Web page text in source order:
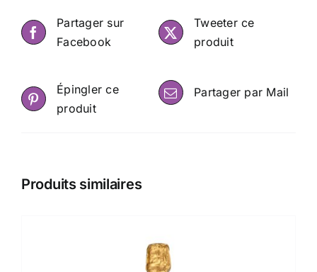
Partager sur
Facebook
Tweeter ce
produit
Épingler ce
produit
Partager par Mail
Produits similaires